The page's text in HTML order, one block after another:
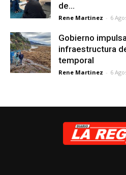
de...
Rene Martinez - 6
Gobierno
infraestructura
temporal
Rene Martinez - 6